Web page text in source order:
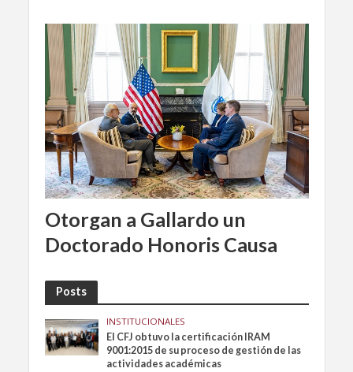
Otorgan a Gallardo un
Doctorado Honoris Causa
Posts
INSTITUCIONALES
El CFJ obtuvo la certificación IRAM
9001:2015 de su proceso de gestión de las
actividades académicas